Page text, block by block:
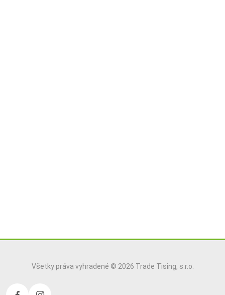
Všetky práva vyhradené © 2026 Trade Tising, s.r.o.